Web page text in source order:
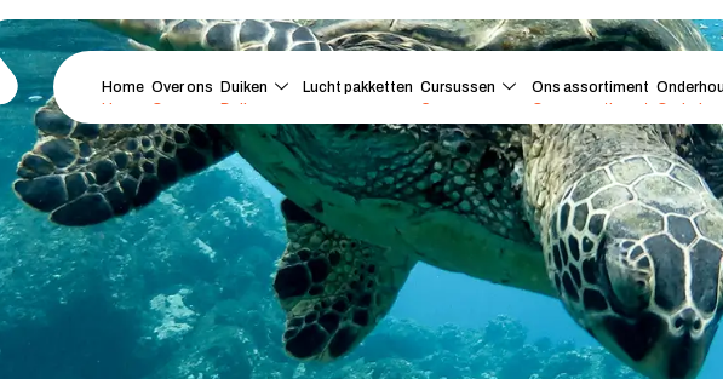
Home Over ons Duiken Lucht pakketten Cursussen Ons assortiment